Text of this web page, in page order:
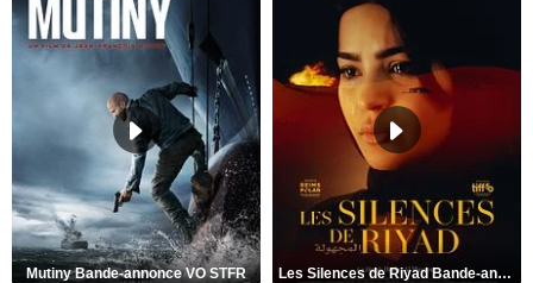
Mutiny Bande-annonce VO STFR Les Silences de Riyad Bande-annonce VO STFR